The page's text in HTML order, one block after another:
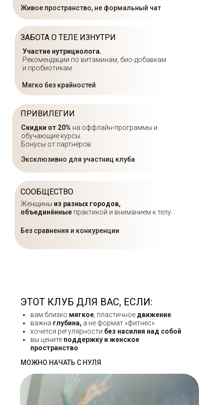
МОЖНО НАЧАТЬ С НУЛЯ
вам близко мягкое , пластичное движение
важна глубина, а не формат «фитнес»
хочется регулярности без насилия над собой
вы цените поддержку и женское
пространство
ЭТОТ КЛУБ ДЛЯ ВАС, ЕСЛИ:
Живое пространство, не формальный чат
Участие нутрициолога.
Рекомендации по витаминам, био-добавкам
и пробиотикам.
Мягко без крайностей
ЗАБОТА О ТЕЛЕ ИЗНУТРИ
Скидки от 20% на оффлайн-программы и
обучающие курсы.
Бонусы от партнёров.
Эксклюзивно для участниц клуба
ПРИВИЛЕГИИ
Женщины из разных городов,
объединённые практикой и вниманием к телу.
Без сравнения и конкуренции
СООБЩЕСТВО